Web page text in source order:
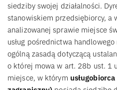
siedziby swojej działalności.
stanowiskiem przedsiębiorcy, a
analizowanej sprawie miejsce
usług pośrednictwa
ogólną zasadą dotyczącą
o której mowa w art. 28b ust. 1
miejsce, w którym